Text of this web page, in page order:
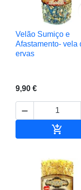
Velão Sumiço e
Afastamento- vela
ervas
9,90 €

